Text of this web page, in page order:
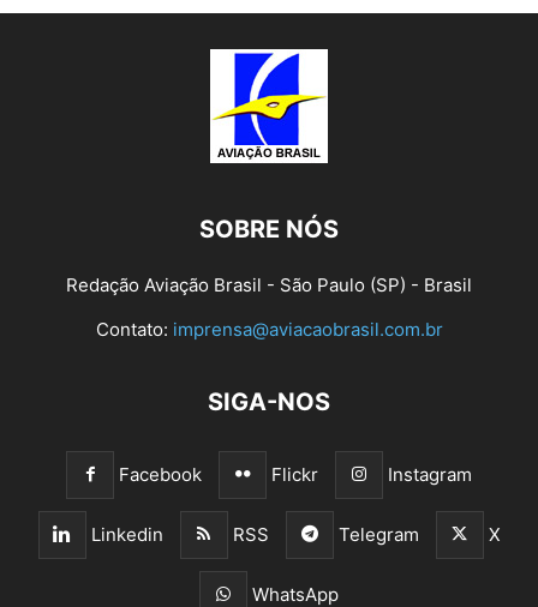
SOBRE NÓS
Redação Aviação Brasil - São Paulo (SP) - Brasil
Contato: imprensa@aviacaobrasil.com.br
SIGA-NOS
Facebook Flickr Instagram
Linkedin RSS Telegram X
WhatsApp